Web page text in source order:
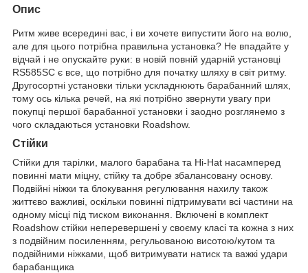
Опис
Ритм живе всередині вас, і ви хочете випустити його на волю,
але для цього потрібна правильна установка? Не впадайте у
відчай і не опускайте руки: в новій повній ударній установці
RS585SC є все, що потрібно для початку шляху в світ ритму.
Другосортні установки тільки ускладнюють барабанний шлях,
тому ось кілька речей, на які потрібно звернути увагу при
покупці першої барабанної установки і заодно розглянемо з
чого складаються установки Roadshow.
Стійки
Стійки для тарілки, малого барабана та Hi-Hat насамперед
повинні мати міцну, стійку та добре збалансовану основу.
Подвійні ніжки та блокування регулювання нахилу також
життєво важливі, оскільки повинні підтримувати всі частини на
одному місці під тиском виконання. Включені в комплект
Roadshow стійки неперевершені у своєму класі та кожна з них
з подвійним посиленням, регульованою висотою/кутом та
подвійними ніжками, щоб витримувати натиск та важкі удари
барабанщика